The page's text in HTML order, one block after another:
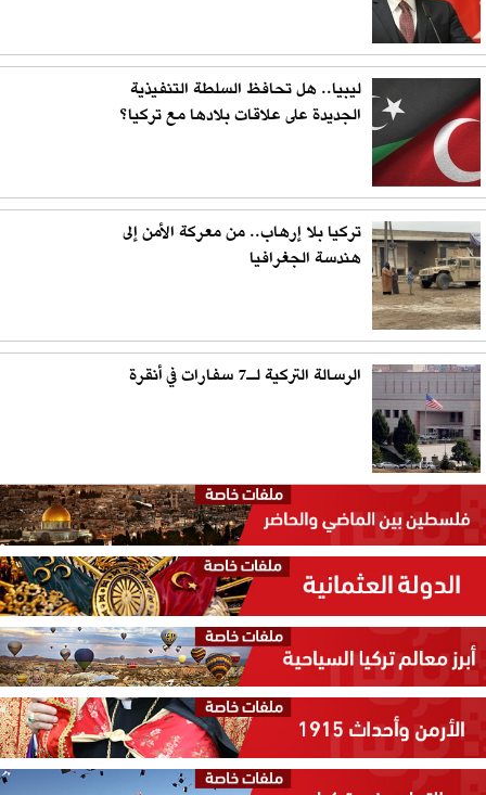
ليبيا.. هل تحافظ السلطة التنفيذية
الجديدة على علاقات بلادها مع تركيا؟
تركيا بلا إرهاب.. من معركة الأمن إلى
هندسة الجغرافيا
الرسالة التركية لـ7 سفارات في أنقرة